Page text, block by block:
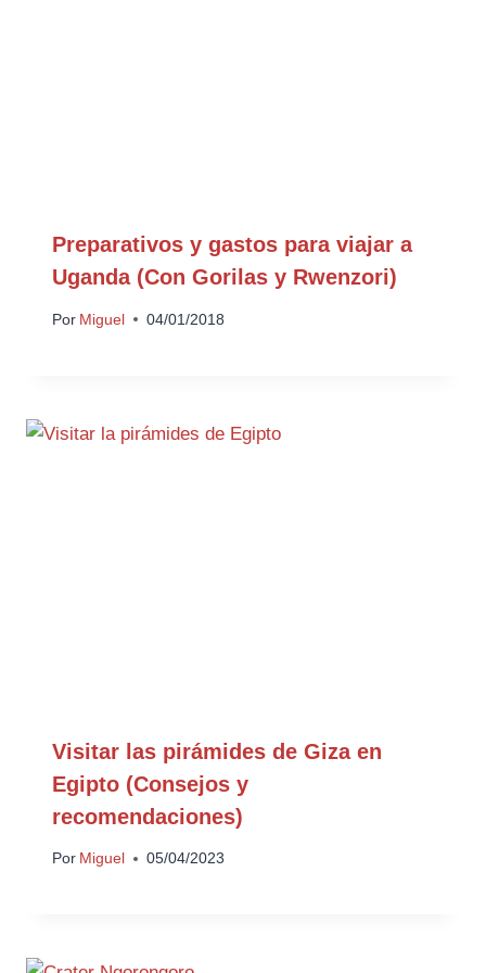
Preparativos y gastos para viajar a
Uganda (Con Gorilas y Rwenzori)
Por Miguel 04/01/2018
Visitar las pirámides de Giza en
Egipto (Consejos y
recomendaciones)
Por Miguel 05/04/2023